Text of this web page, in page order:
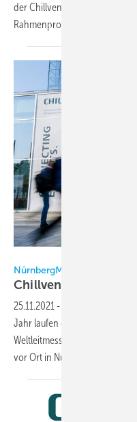
der Chillventa CONGRESS am
Rahmenprogramm über alle
NürnbergMesse
Chillventa
25.11.2021 -
Jahr laufen die
Weltleitmesse der Kältetechnik
vor Ort in Nürnberg